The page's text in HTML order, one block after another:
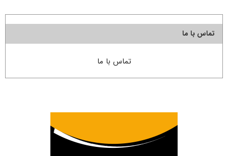
تماس با ما
تماس با ما